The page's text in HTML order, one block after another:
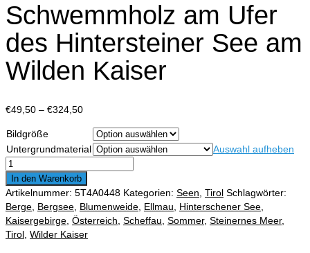
Schwemmholz am Ufer
des Hintersteiner See am
Wilden Kaiser
€49,50 – €324,50Preisspanne:
€324,50
Bildgröße
Untergrundmaterial
Auswahl aufheben
Schwemmholz
am
Ufer
des
Hintersteiner
See
In den Warenkorb
Artikelnummer: 5T4A0448 Kategorien: Seen Tirol Schlagwörter:
Berge Bergsee Blumenweide Ellmau Hinterschener See
Kaisergebirge Österreich Scheffau Sommer, Steinernes Meer,
Tirol Wilder Kaiser